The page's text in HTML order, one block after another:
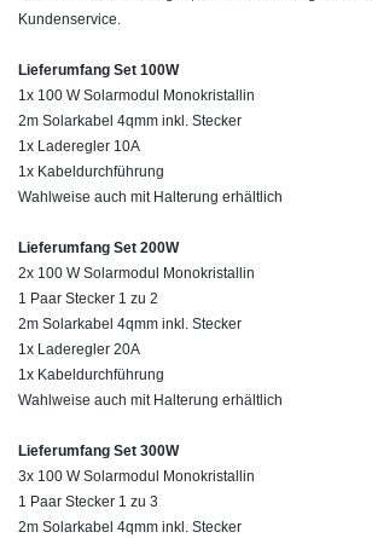
Kundenservice.
Lieferumfang Set 100W
1x 100 W Solarmodul Monokristallin
2m Solarkabel 4qmm inkl. Stecker
1x Laderegler 10A
1x Kabeldurchführung
Wahlweise auch mit Halterung erhältlich
Lieferumfang Set 200W
2x 100 W Solarmodul Monokristallin
1 Paar Stecker 1 zu 2
2m Solarkabel 4qmm inkl. Stecker
1x Laderegler 20A
1x Kabeldurchführung
Wahlweise auch mit Halterung erhältlich
Lieferumfang Set 300W
3x 100 W Solarmodul Monokristallin
1 Paar Stecker 1 zu 3
2m Solarkabel 4qmm inkl. Stecker